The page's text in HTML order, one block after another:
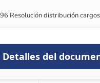
Resolución distribución cargos
Detalles del